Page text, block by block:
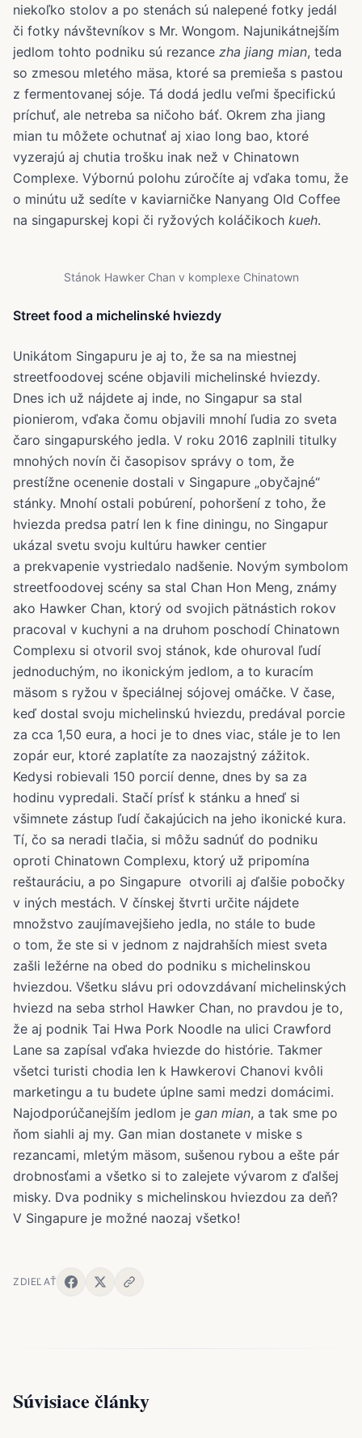
niekoľko stolov a po stenách sú nalepené fotky jedál
či fotky návštevníkov s Mr. Wongom. Najunikátnejším
jedlom tohto podniku sú rezance zha jiang mian, teda
so zmesou mletého mäsa, ktoré sa premieša s pastou
z fermentovanej sóje. Tá dodá jedlu veľmi špecifickú
príchuť, ale netreba sa ničoho báť. Okrem zha jiang
mian tu môžete ochutnať aj xiao long bao, ktoré
vyzerajú aj chutia trošku inak než v Chinatown
Complexe. Výbornú polohu zúročíte aj vďaka tomu, že
o minútu už sedíte v kaviarničke Nanyang Old Coffee
na singapurskej kopi či ryžových koláčikoch kueh.
Stánok Hawker Chan v komplexe Chinatown
Street food a michelinské hviezdy
Unikátom Singapuru je aj to, že sa na miestnej
streetfoodovej scéne objavili michelinské hviezdy.
Dnes ich už nájdete aj inde, no Singapur sa stal
pionierom, vďaka čomu objavili mnohí ľudia zo sveta
čaro singapurského jedla. V roku 2016 zaplnili titulky
mnohých novín či časopisov správy o tom, že
prestížne ocenenie dostali v Singapure „obyčajné“
stánky. Mnohí ostali pobúrení, pohoršení z toho, že
hviezda predsa patrí len k fine diningu, no Singapur
ukázal svetu svoju kultúru hawker centier
a prekvapenie vystriedalo nadšenie. Novým symbolom
streetfoodovej scény sa stal Chan Hon Meng, známy
ako Hawker Chan, ktorý od svojich pätnástich rokov
pracoval v kuchyni a na druhom poschodí Chinatown
Complexu si otvoril svoj stánok, kde ohuroval ľudí
jednoduchým, no ikonickým jedlom, a to kuracím
mäsom s ryžou v špeciálnej sójovej omáčke. V čase,
keď dostal svoju michelinskú hviezdu, predával porcie
za cca 1,50 eura, a hoci je to dnes viac, stále je to len
zopár eur, ktoré zaplatíte za naozajstný zážitok.
Kedysi robievali 150 porcií denne, dnes by sa za
hodinu vypredali. Stačí prísť k stánku a hneď si
všimnete zástup ľudí čakajúcich na jeho ikonické kura.
Tí, čo sa neradi tlačia, si môžu sadnúť do podniku
oproti Chinatown Complexu, ktorý už pripomína
reštauráciu, a po Singapure otvorili aj ďalšie pobočky
v iných mestách. V čínskej štvrti určite nájdete
množstvo zaujímavejšieho jedla, no stále to bude
o tom, že ste si v jednom z najdrahších miest sveta
zašli ležérne na obed do podniku s michelinskou
hviezdou. Všetku slávu pri odovzdávaní michelinských
hviezd na seba strhol Hawker Chan, no pravdou je to,
že aj podnik Tai Hwa Pork Noodle na ulici Crawford
Lane sa zapísal vďaka hviezde do histórie. Takmer
všetci turisti chodia len k Hawkerovi Chanovi kvôli
marketingu a tu budete úplne sami medzi domácimi.
Najodporúčanejším jedlom je gan mian, a tak sme po
ňom siahli aj my. Gan mian dostanete v miske s
rezancami, mletým mäsom, sušenou rybou a ešte pár
drobnosťami a všetko si to zalejete vývarom z ďalšej
misky. Dva podniky s michelinskou hviezdou za deň?
V Singapure je možné naozaj všetko!
ZDIEĽAŤ
Súvisiace články